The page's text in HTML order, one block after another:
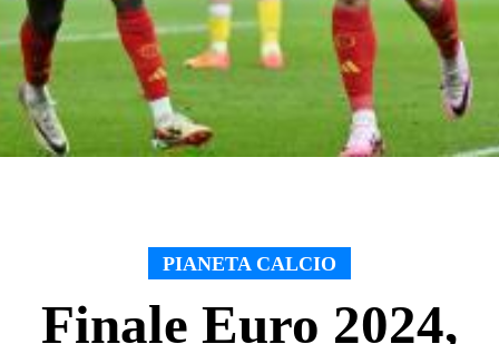
PIANETA CALCIO
Finale Euro 2024,